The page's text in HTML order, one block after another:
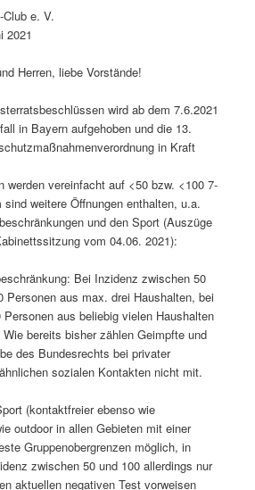
e. V.
2021
Herren, liebe Vorstände!
wird ab dem 7.6.2021
in Bayern aufgehoben und die 13.
in Kraft
werden vereinfacht auf <50 bzw. <100 7-
weitere Öffnungen enthalten, u.a.
und den Sport (Auszüge
vom 04.06. 2021):
Bei Inzidenz zwischen 50
Personen aus max. drei Haushalten, bei
aus beliebig vielen Haushalten
bereits bisher zählen Geimpfte und
des Bundesrechts bei privater
sozialen Kontakten nicht mit.
(kontaktfreier ebenso wie
outdoor in allen Gebieten mit einer
Gruppenobergrenzen möglich, in
zwischen 50 und 100 allerdings nur
aktuellen negativen Test vorweisen